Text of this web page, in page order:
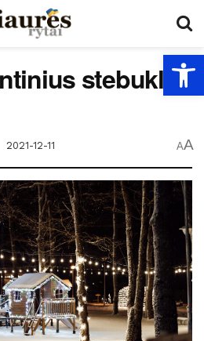
stebuklus
2021-12-11 AA